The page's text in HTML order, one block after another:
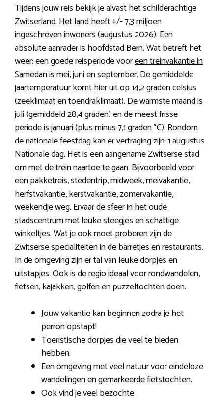
Tijdens jouw reis bekijk je alvast het schilderachtige
Zwitserland. Het land heeft +/- 7,3 miljoen
ingeschreven inwoners (augustus 2026). Een
absolute aanrader is hoofdstad Bern. Wat betreft het
weer: een goede reisperiode vooreen treinvakantie in
Samedanis mei, juni en september. De gemiddelde
jaartemperatuur komt hier uit op 14,2 graden celsius
(zeeklimaat en toendraklimaat). De warmste maand is
juli (gemiddeld 28,4 graden) en de meest frisse
periode is januari (plus minus 7,1 graden °C). Rondom
de nationale feestdag kan er vertraging zijn: 1 augustus
Nationale dag. Het is een aangename Zwitserse stad
om met de trein naartoe te gaan. Bijvoorbeeld voor
een pakketreis, stedentrip, midweek, meivakantie,
herfstvakantie, kerstvakantie, zomervakantie,
weekendje weg. Ervaar de sfeer in het oude
stadscentrum met leuke steegjes en schattige
winkeltjes. Wat je ook moet proberen zijn de
Zwitserse specialiteiten in de barretjes en restaurants.
In de omgeving zijn er tal van leuke dorpjes en
uitstapjes. Ook is de regio ideaal voor rondwandelen,
fietsen, kajakken, golfen en puzzeltochten doen.
Jouw vakantie kan beginnen zodra je het
perron opstapt!
Toeristische dorpjes die veel te bieden
hebben.
Een omgeving met veel natuur voor eindeloze
wandelingen en gemarkeerde fietstochten.
Ook vind je veel bezochte